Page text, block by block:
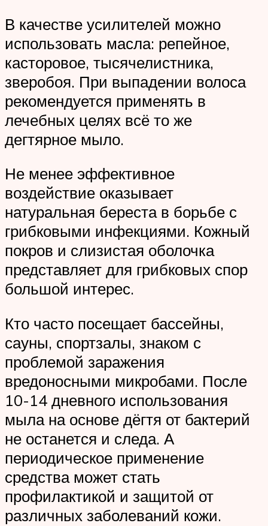
В качестве усилителей можно
использовать масла: репейное,
касторовое, тысячелистника,
зверобоя. При выпадении волоса
рекомендуется применять в
лечебных целях всё то же
дегтярное мыло.
Не менее эффективное
воздействие оказывает
натуральная береста в борьбе с
грибковыми инфекциями. Кожный
покров и слизистая оболочка
представляет для грибковых спор
большой интерес.
Кто часто посещает бассейны,
сауны, спортзалы, знаком с
проблемой заражения
вредоносными микробами. После
10-14 дневного использования
мыла на основе дёгтя от бактерий
не останется и следа. А
периодическое применение
средства может стать
профилактикой и защитой от
различных заболеваний кожи.